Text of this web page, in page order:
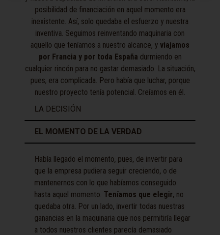
posibilidad de financiación en aquel momento era
inexistente. Así, solo quedaba el esfuerzo y nuestra
inventiva. Seguimos reinventando maquinaria con
aquello que teníamos a nuestro alcance, y viajamos
por Francia y por toda España durmiendo en
cualquier rincón para no gastar demasiado. La situación,
pues, era complicada. Pero había que luchar, porque
nuestro proyecto tenía potencial. Creíamos en él.
LA DECISIÓN
EL MOMENTO DE LA VERDAD
Había llegado el momento, pues, de invertir para
que la empresa pudiera seguir creciendo, o de
mantenernos con lo que habíamos conseguido
hasta aquel momento. Teníamos que elegir, no
quedaba otra. Por un lado, invertir todas nuestras
ganancias en la maquinaria que nos permitiría llegar
a todos nuestros clientes parecía demasiado